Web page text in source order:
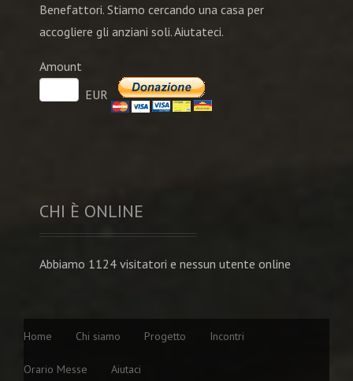
Benefattori. Stiamo cercando una casa per
accogliere gli anziani soli. Aiutateci.
Amount
EUR
CHI È ONLINE
Abbiamo 1124 visitatori e nessun utente online
Home Chi siamo Progetto Incontri
Orario Messe Aiutaci